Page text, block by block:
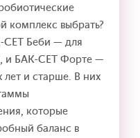
комплекс выбрать?
СЕТ Беби — для
и БАК-СЕТ Форте —
лет и старше. В них
которые
баланс в